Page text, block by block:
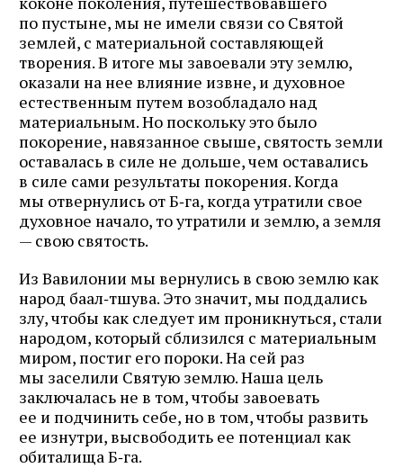
по пустыне, мы не имели связи со Святой
землей, с материальной составляющей
творения. В итоге мы завоевали эту землю,
оказали на нее влияние извне, и духовное
естественным путем возобладало над
материальным. Но поскольку это было
покорение, навязанное свыше, святость земли
оставалась в силе не дольше, чем оставались
в силе сами результаты покорения. Когда
мы отвернулись от Б‑га, когда утратили свое
духовное начало, то утратили и землю, а земля
— свою святость.
Из Вавилонии мы вернулись в свою землю как
народ баал‑тшува. Это значит, мы поддались
злу, чтобы как следует им проникнуться, стали
народом, который сблизился с материальным
миром, постиг его пороки. На сей раз
мы заселили Святую землю. Наша цель
заключалась не в том, чтобы завоевать
ее и подчинить себе, но в том, чтобы развить
ее изнутри, высвободить ее потенциал как
обиталища Б‑га.